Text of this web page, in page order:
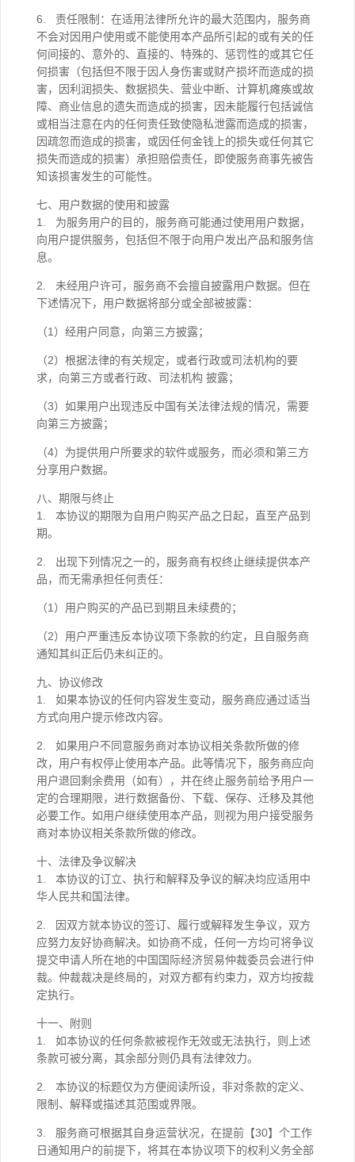
6. 责任限制：在适用法律所允许的最大范围内，服务商
不会对因用户使用或不能使用本产品所引起的或有关的任
何间接的、意外的、直接的、特殊的、惩罚性的或其它任
何损害（包括但不限于因人身伤害或财产损坏而造成的损
害，因利润损失、数据损失、营业中断、计算机瘫痪或故
障、商业信息的遗失而造成的损害，因未能履行包括诚信
或相当注意在内的任何责任致使隐私泄露而造成的损害，
因疏忽而造成的损害，或因任何金钱上的损失或任何其它
损失而造成的损害）承担赔偿责任，即使服务商事先被告
知该损害发生的可能性。
七、用户数据的使用和披露
1. 为服务用户的目的，服务商可能通过使用用户数据，
向用户提供服务，包括但不限于向用户发出产品和服务信
息。
2. 未经用户许可，服务商不会擅自披露用户数据。但在
下述情况下，用户数据将部分或全部被披露：
（1）经用户同意，向第三方披露；
（2）根据法律的有关规定，或者行政或司法机构的要
求，向第三方或者行政、司法机构 披露；
（3）如果用户出现违反中国有关法律法规的情况，需要
向第三方披露；
（4）为提供用户所要求的软件或服务，而必须和第三方
分享用户数据。
八、期限与终止
1. 本协议的期限为自用户购买产品之日起，直至产品到
期。
2. 出现下列情况之一的，服务商有权终止继续提供本产
品，而无需承担任何责任：
（1）用户购买的产品已到期且未续费的；
（2）用户严重违反本协议项下条款的约定，且自服务商
通知其纠正后仍未纠正的。
九、协议修改
1. 如果本协议的任何内容发生变动，服务商应通过适当
方式向用户提示修改内容。
2. 如果用户不同意服务商对本协议相关条款所做的修
改，用户有权停止使用本产品。此等情况下，服务商应向
用户退回剩余费用（如有），并在终止服务前给予用户一
定的合理期限，进行数据备份、下载、保存、迁移及其他
必要工作。如用户继续使用本产品，则视为用户接受服务
商对本协议相关条款所做的修改。
十、法律及争议解决
1. 本协议的订立、执行和解释及争议的解决均应适用中
华人民共和国法律。
2. 因双方就本协议的签订、履行或解释发生争议，双方
应努力友好协商解决。如协商不成，任何一方均可将争议
提交申请人所在地的中国国际经济贸易仲裁委员会进行仲
裁。仲裁裁决是终局的，对双方都有约束力，双方均按裁
定执行。
十一、附则
1. 如本协议的任何条款被视作无效或无法执行，则上述
条款可被分离，其余部分则仍具有法律效力。
2. 本协议的标题仅为方便阅读所设，非对条款的定义、
限制、解释或描述其范围或界限。
3. 服务商可根据其自身运营状况，在提前【30】个工作
日通知用户的前提下，将其在本协议项下的权利义务全部